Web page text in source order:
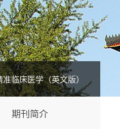
准临床医学（英文版）
期刊简介